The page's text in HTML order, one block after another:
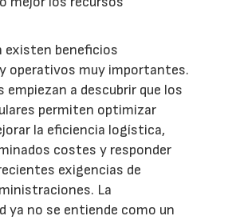
existen beneficios
operativos muy importantes.
empiezan a descubrir que los
permiten optimizar
la eficiencia logística,
costes y responder
exigencias de
La
ya no se entiende como un